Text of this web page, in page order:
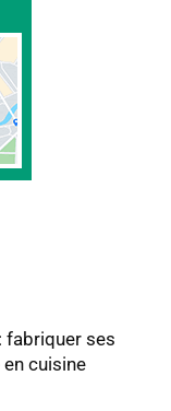
fabriquer ses
cuisine